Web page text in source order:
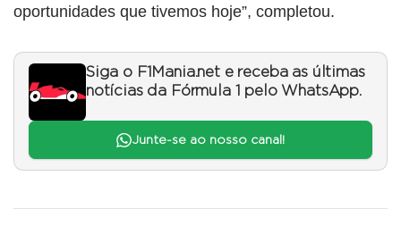
oportunidades que tivemos hoje”, completou.
Siga o F1Mania.net e receba as últimas
notícias da Fórmula 1 pelo WhatsApp.
Junte-se ao nosso canal!